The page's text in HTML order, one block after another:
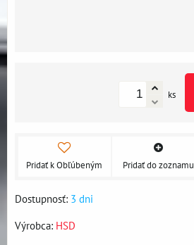
ks
Pridať k Obľúbeným Pridať do zoznamu
Dostupnosť: 3 dni
Výrobca: HSD